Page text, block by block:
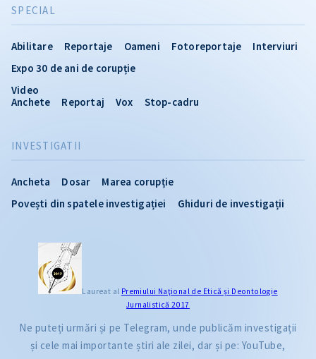
INVESTIGATII
Ancheta Dosar
Marea corupție
Povești din spatele investigației
Ghiduri de investigații
SPECIAL
Abilitare Reportaje Oameni Fotoreportaje
Interviuri
Expo 30 de ani de corupție
Video
Anchete
Reportaj Vox Stop-cadru
Laureat al Premiului Naţional de Etică și Deontologie
Jurnalistică 2017
Ne puteți urmări și pe Telegram, unde publicăm investigații
și cele mai importante știri ale zilei, dar și pe: YouTube,